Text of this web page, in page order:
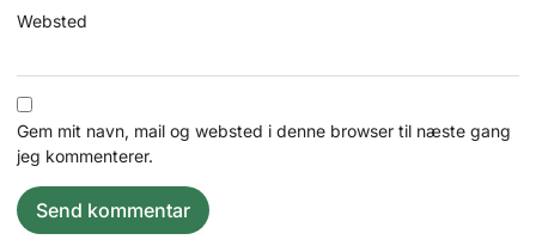
Websted
Gem mit navn, mail og websted i denne browser til næste gang
jeg kommenterer.